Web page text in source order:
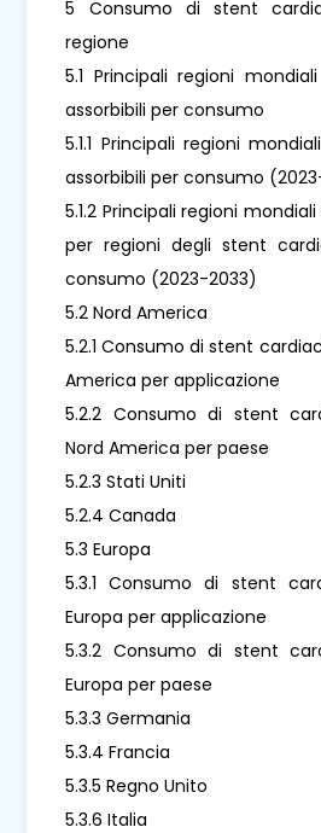
5 Consumo di stent
regione
5.1 Principali regioni
assorbibili per consumo
5.1.1 Principali regioni
assorbibili per consumo
5.1.2 Principali regioni
per regioni degli stent
consumo (2023-2033)
5.2 Nord America
5.2.1 Consumo di stent
America per applicazione
5.2.2 Consumo di stent
Nord America per paese
5.2.3 Stati Uniti
5.2.4 Canada
5.3 Europa
5.3.1 Consumo di stent
Europa per applicazione
5.3.2 Consumo di stent
Europa per paese
5.3.3 Germania
5.3.4 Francia
5.3.5 Regno Unito
5.3.6 Italia